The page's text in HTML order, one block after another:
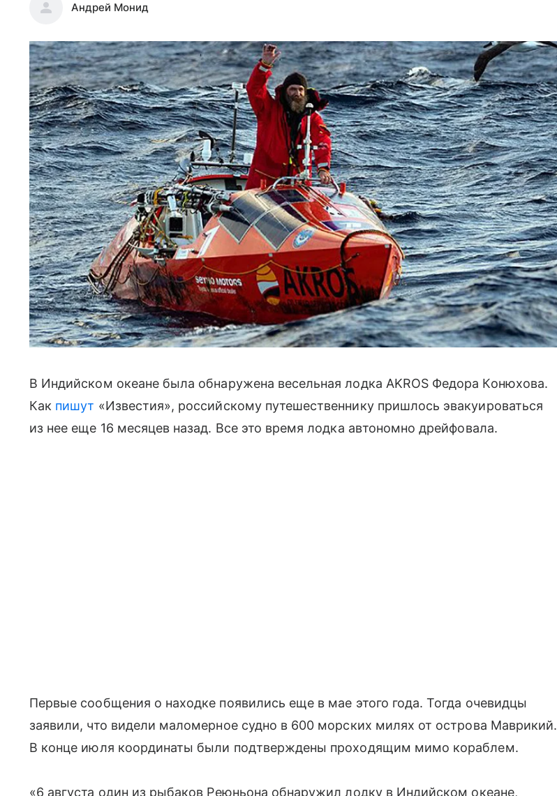
Андрей Монид
В Индийском океане была обнаружена весельная лодка AKROS Федора Конюхова.
Как пишут «Известия», российскому путешественнику пришлось эвакуироваться
из нее еще 16 месяцев назад. Все это время лодка автономно дрейфовала.
Первые сообщения о находке появились еще в мае этого года. Тогда очевидцы
заявили, что видели маломерное судно в 600 морских милях от острова Маврикий.
В конце июля координаты были подтверждены проходящим мимо кораблем.
«6 августа один из рыбаков Реюньона обнаружил лодку в Индийском океане,